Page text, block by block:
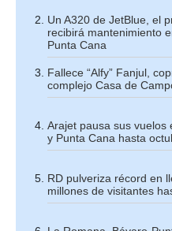
Un A320 de JetBlue, el
recibirá mantenimiento
Punta Cana
Fallece “Alfy” Fanjul,
complejo Casa de
Arajet pausa sus vuelos
y Punta Cana hasta
RD pulveriza récord en
millones de visitantes